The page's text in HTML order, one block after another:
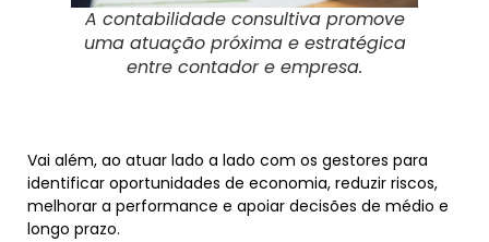
A contabilidade consultiva promove
uma atuação próxima e estratégica
entre contador e empresa.
Vai além, ao atuar lado a lado com os gestores para
identificar oportunidades de economia, reduzir riscos,
melhorar a performance e apoiar decisões de médio e
longo prazo.